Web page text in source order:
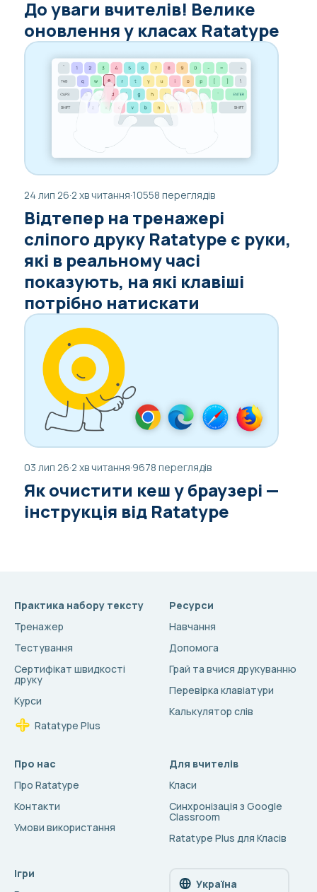
До уваги вчителів! Велике
оновлення у класах Ratatype
24 лип 26·2 хв читання·10558 переглядів
Відтепер на тренажері
сліпого друку Ratatype є руки,
які в реальному часі
показують, на які клавіші
потрібно натискати
03 лип 26·2 хв читання·9678 переглядів
Як очистити кеш у браузері —
інструкція від Ratatype
Практика набору тексту
Тренажер
Тестування
Сертифікат швидкості
друку
Курси
Ratatype Plus
Ресурси
Навчання
Допомога
Грай та вчися друкуванню
Перевірка клавіатури
Калькулятор слів
Про нас
Про Ratatype
Контакти
Умови використання
Для вчителів
Класи
Синхронізація з Google
Classroom
Ratatype Plus для Класів
Ігри
Україна